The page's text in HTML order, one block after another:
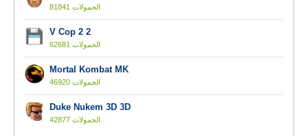
81841 الحمولات
V Cop 2 2
62681 الحمولات
Mortal Kombat MK
46920 الحمولات
Duke Nukem 3D 3D
42877 الحمولات